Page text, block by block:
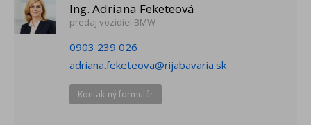
Ing. Adriana Feketeová
predaj vozidiel BMW
0903 239 026
adriana.feketeova@rijabavaria.sk
Kontaktný formulár